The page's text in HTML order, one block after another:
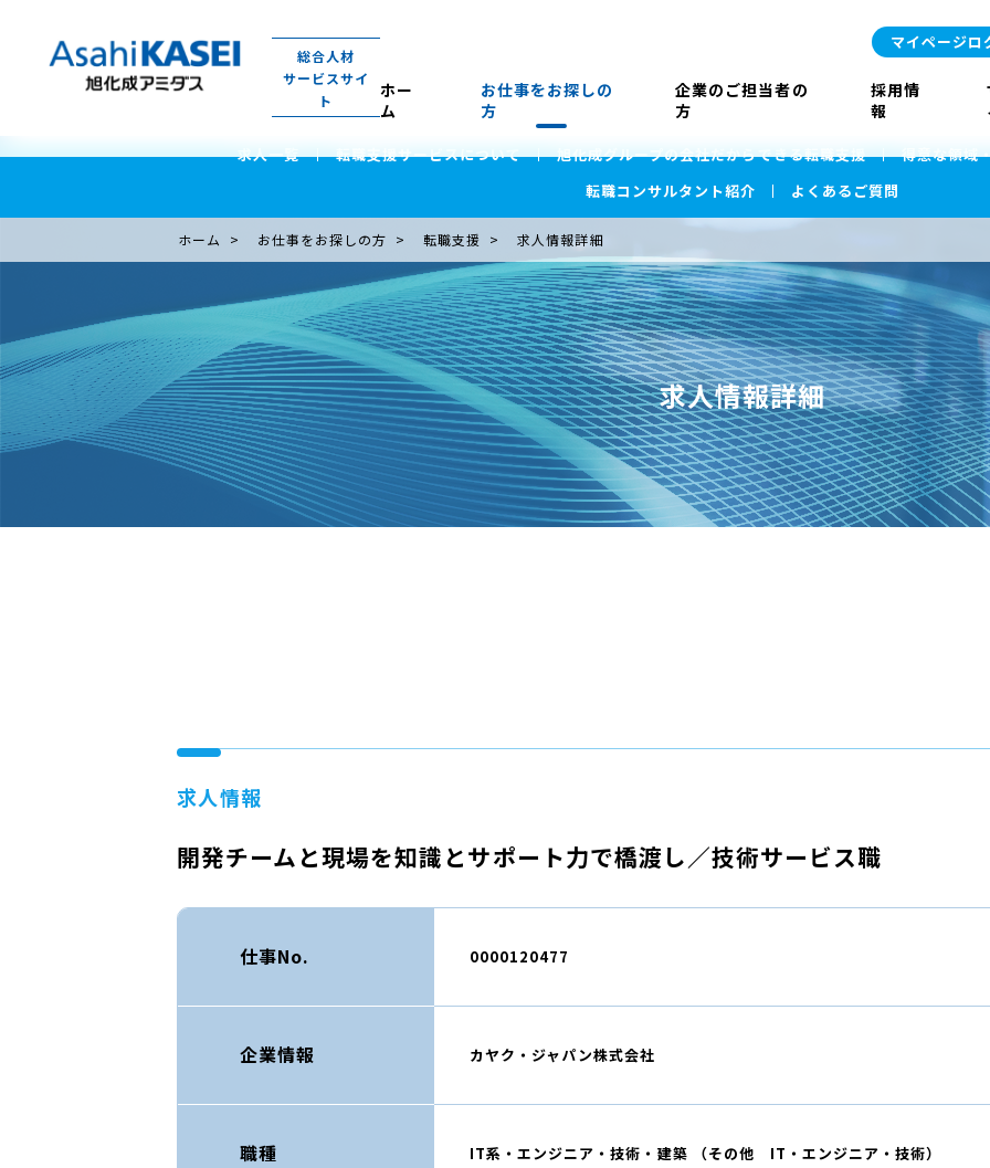
総合人材
サービスサイ
ト
マイページロ
ホー
ム
お仕事をお探しの
方
企業のご担当者の
方
採用情
報
求人一覧 転職支援サービスについて 旭化成グループの会社だからできる転職支援 得意な領域
転職コンサルタント紹介
よくあるご質問
ホーム お仕事をお探しの方 転職支援 求人情報詳細
求人情報詳細
求人情報
開発チームと現場を知識とサポート力で橋渡し／技術サービス職
仕事No. 0000120477
企業情報 カヤク・ジャパン株式会社
職種 IT系・エンジニア・技術・建築 （その他 IT・エンジニア・技術）